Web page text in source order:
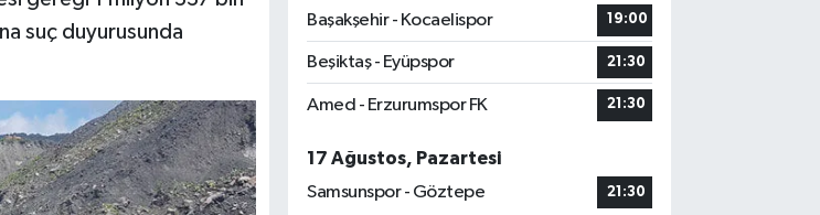
suç duyurusunda
Başakşehir - Kocaelispor
19:00
Beşiktaş - Eyüpspor 21:30
Amed - Erzurumspor FK 21:30
17 Ağustos, Pazartesi
Samsunspor - Göztepe
21:30